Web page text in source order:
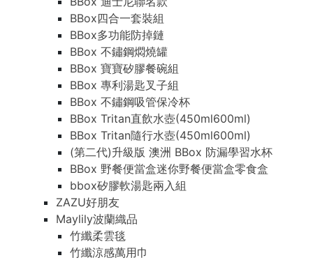
BBox四合一套裝組
BBox多功能防掉鏈
BBox 不鏽鋼燜燒罐
BBox 寶寶矽膠餐碗組
BBox 專利湯匙叉子組
BBox 不鏽鋼吸管保冷杯
BBox Tritan直飲水壺(450ml600ml)
BBox Tritan隨行水壺(450ml600ml)
(第二代)升級版 澳洲 BBox 防漏學習水杯
BBox 野餐便當盒迷你野餐便當盒零食盒
bbox矽膠軟湯匙兩入組
ZAZU好朋友
Maylily波蘭織品
竹纖柔雲毯
竹纖涼感萬用巾